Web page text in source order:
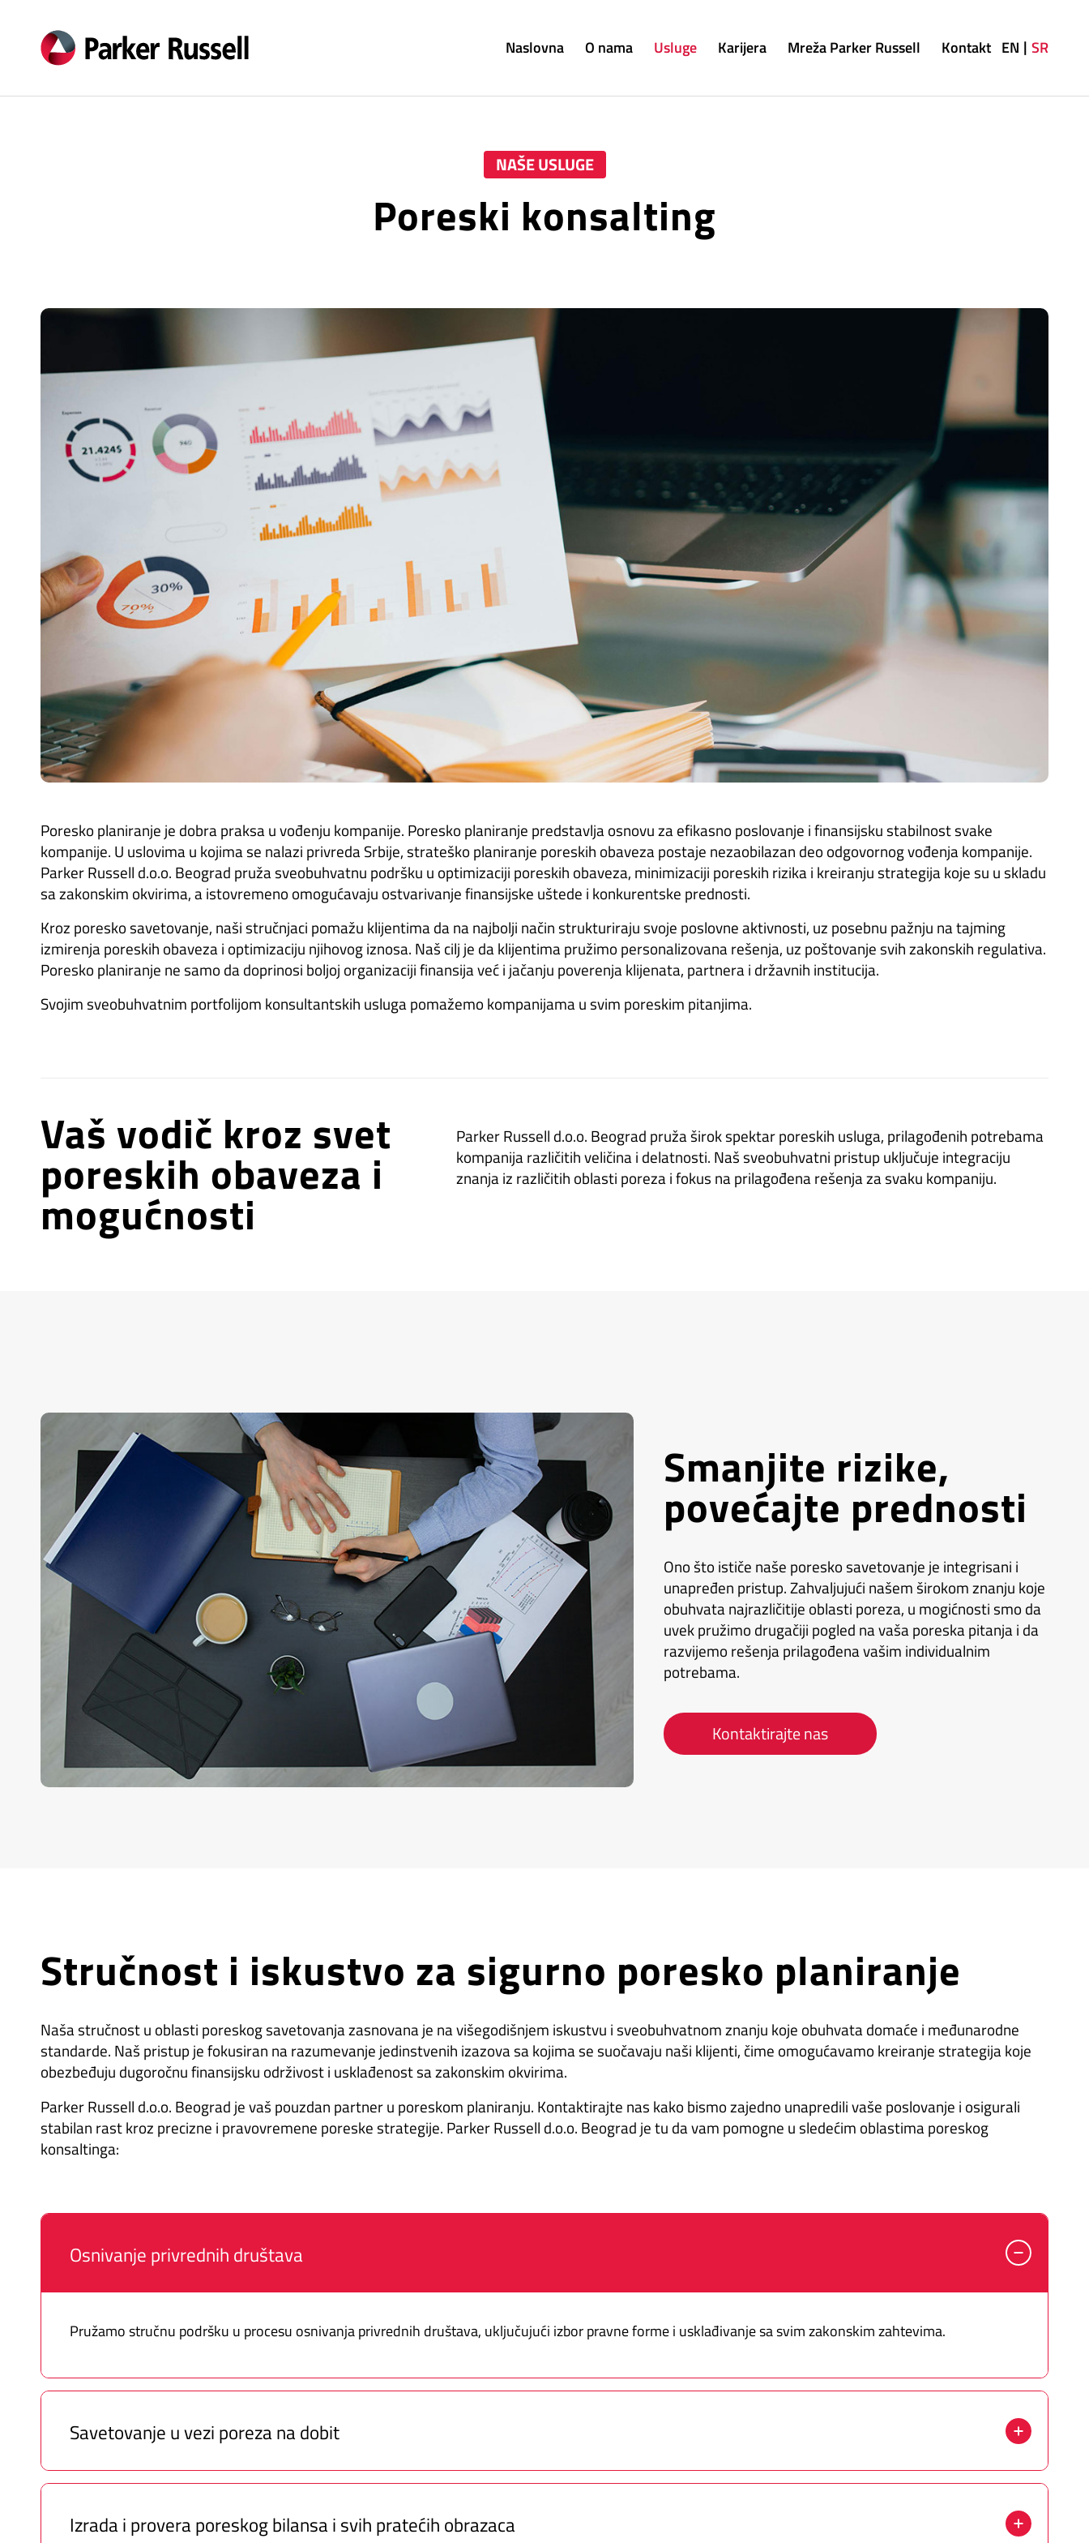
Naslovna O nama Usluge Karijera Mreža Parker Russell Kontakt EN SR
NAŠE USLUGE
Poreski konsalting
Poresko planiranje je dobra praksa u vođenju kompanije. Poresko planiranje predstavlja osnovu za efikasno poslovanje i finansijsku stabilnost svake
kompanije. U uslovima u kojima se nalazi privreda Srbije, strateško planiranje poreskih obaveza postaje nezaobilazan deo odgovornog vođenja kompanije.
Parker Russell d.o.o. Beograd pruža sveobuhvatnu podršku u optimizaciji poreskih obaveza, minimizaciji poreskih rizika i kreiranju strategija koje su u skladu
sa zakonskim okvirima, a istovremeno omogućavaju ostvarivanje finansijske uštede i konkurentske prednosti.
Kroz poresko savetovanje, naši stručnjaci pomažu klijentima da na najbolji način strukturiraju svoje poslovne aktivnosti, uz posebnu pažnju na tajming
izmirenja poreskih obaveza i optimizaciju njihovog iznosa. Naš cilj je da klijentima pružimo personalizovana rešenja, uz poštovanje svih zakonskih regulativa.
Poresko planiranje ne samo da doprinosi boljoj organizaciji finansija već i jačanju poverenja klijenata, partnera i državnih institucija.
Svojim sveobuhvatnim portfolijom konsultantskih usluga pomažemo kompanijama u svim poreskim pitanjima.
Vaš vodič kroz svet
poreskih obaveza i
mogućnosti
Parker Russell d.o.o. Beograd pruža širok spektar poreskih usluga, prilagođenih potrebama
kompanija različitih veličina i delatnosti. Naš sveobuhvatni pristup uključuje integraciju
znanja iz različitih oblasti poreza i fokus na prilagođena rešenja za svaku kompaniju.
Smanjite rizike,
povećajte prednosti
Ono što ističe naše poresko savetovanje je integrisani i
unapređen pristup. Zahvaljujući našem širokom znanju koje
obuhvata najrazličitije oblasti poreza, u mogićnosti smo da
uvek pružimo drugačiji pogled na vaša poreska pitanja i da
razvijemo rešenja prilagođena vašim individualnim
potrebama.
Kontaktirajte nas
Stručnost i iskustvo za sigurno poresko planiranje
Naša stručnost u oblasti poreskog savetovanja zasnovana je na višegodišnjem iskustvu i sveobuhvatnom znanju koje obuhvata domaće i međunarodne
standarde. Naš pristup je fokusiran na razumevanje jedinstvenih izazova sa kojima se suočavaju naši klijenti, čime omogućavamo kreiranje strategija koje
obezbeđuju dugoročnu finansijsku održivost i usklađenost sa zakonskim okvirima.
Parker Russell d.o.o. Beograd je vaš pouzdan partner u poreskom planiranju. Kontaktirajte nas kako bismo zajedno unapredili vaše poslovanje i osigurali
stabilan rast kroz precizne i pravovremene poreske strategije. Parker Russell d.o.o. Beograd je tu da vam pomogne u sledećim oblastima poreskog
konsaltinga:
Osnivanje privrednih društava
Pružamo stručnu podršku u procesu osnivanja privrednih društava, uključujući izbor pravne forme i usklađivanje sa svim zakonskim zahtevima.
Savetovanje u vezi poreza na dobit
Izrada i provera poreskog bilansa i svih pratećih obrazaca